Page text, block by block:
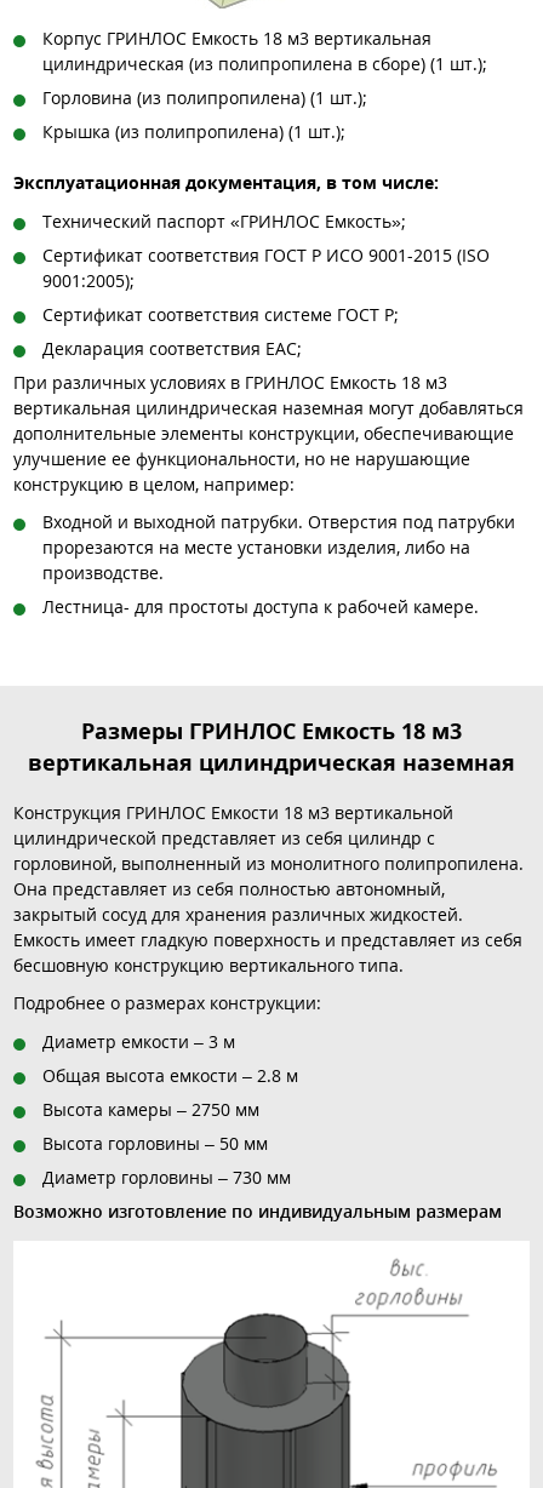
Корпус ГРИНЛОС Емкость 18 м3 вертикальная
цилиндрическая (из полипропилена в сборе) (1 шт.);
Горловина (из полипропилена) (1 шт.);
Крышка (из полипропилена) (1 шт.);
Эксплуатационная документация, в том числе:
Технический паспорт «ГРИНЛОС Емкость»;
Сертификат соответствия ГОСТ Р ИСО 9001-2015 (ISO
9001:2005);
Сертификат соответствия системе ГОСТ Р;
Декларация соответствия EAC;
При различных условиях в ГРИНЛОС Емкость 18 м3
вертикальная цилиндрическая наземная могут добавляться
дополнительные элементы конструкции, обеспечивающие
улучшение ее функциональности, но не нарушающие
конструкцию в целом, например:
Входной и выходной патрубки. Отверстия под патрубки
прорезаются на месте установки изделия, либо на
производстве.
Лестница- для простоты доступа к рабочей камере.
Размеры ГРИНЛОС Емкость 18 м3
вертикальная цилиндрическая наземная
Конструкция ГРИНЛОС Емкости 18 м3 вертикальной
цилиндрической представляет из себя цилиндр с
горловиной, выполненный из монолитного полипропилена.
Она представляет из себя полностью автономный,
закрытый сосуд для хранения различных жидкостей.
Емкость имеет гладкую поверхность и представляет из себя
бесшовную конструкцию вертикального типа.
Подробнее о размерах конструкции:
Диаметр емкости – 3 м
Общая высота емкости – 2.8 м
Высота камеры – 2750 мм
Высота горловины – 50 мм
Диаметр горловины – 730 мм
Возможно изготовление по индивидуальным размерам